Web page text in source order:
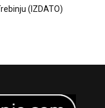
(IZDATO)